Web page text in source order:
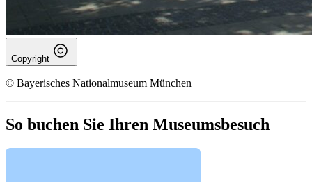
Copyright
© Bayerisches Nationalmuseum München
So buchen Sie Ihren Museumsbesuch